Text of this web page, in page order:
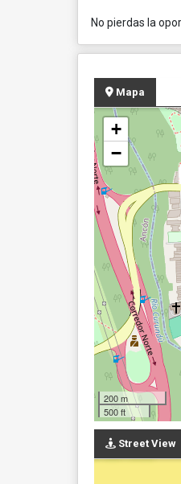
No pierdas la
Mapa
+
−
200 m
500 ft
Street View